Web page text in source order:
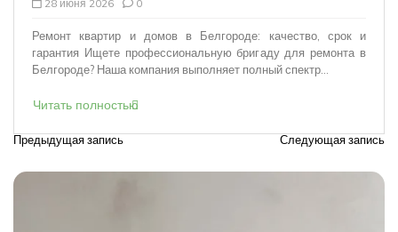
28 июня 2026 0
Ремонт квартир и домов в Белгороде: качество, срок и
гарантия Ищете профессиональную бригаду для ремонта в
Белгороде? Наша компания выполняет полный спектр...
Читать полностью
Н
а
Предыдущая запись Следующая запись